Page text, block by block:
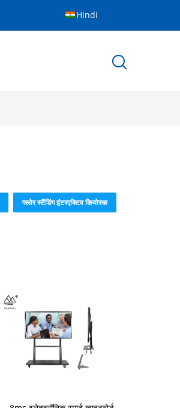
Hindi
फ्लोर स्टैंडिंग इंटरएक्टिव कियोस्क